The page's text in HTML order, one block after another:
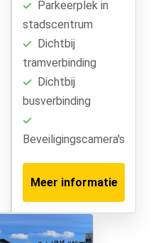
Parkeerplek in
stadscentrum
Dichtbij
tramverbinding
Dichtbij
busverbinding
Beveiligingscamera's
Meer informatie